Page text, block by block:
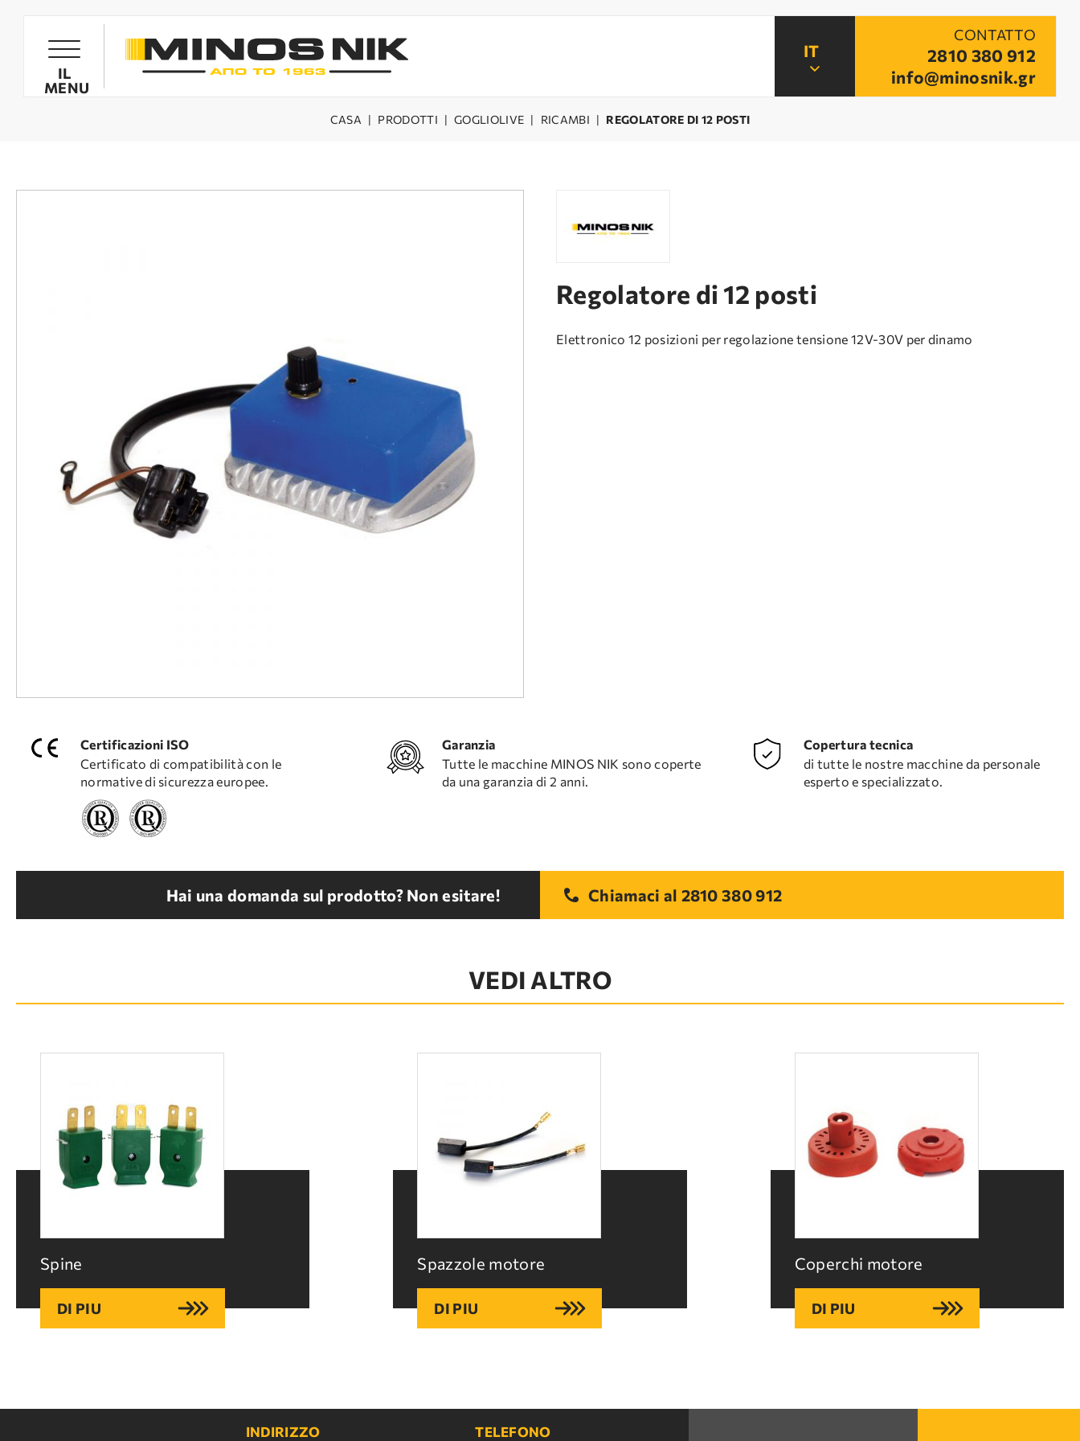
IL
MENU
PRODOTTI
FORBICI DI POTATURA ELETTRICO
Azienda Servizio
Contatto
CONTATTO
2810 380 912
info@minosnik.gr
CASA | PRODOTTI | GOGLIOLIVE | RICAMBI | REGOLATORE DI 12 POSTI
Regolatore di 12 posti
Elettronico 12 posizioni per regolazione tensione 12V-30V per dinamo
Certificazioni ISO
Certificato di compatibilità con le
normative di sicurezza europee.
Garanzia
Tutte le macchine MINOS NIK sono coperte
da una garanzia di 2 anni.
Copertura tecnica
di tutte le nostre macchine da personale
esperto e specializzato.
Hai una domanda sul prodotto? Non esitare! Chiamaci al 2810 380 912
VEDI ALTRO
Spine
DI PIU
Spazzole motore
DI PIU
Coperchi motore
DI PIU
INDIRIZZO TELEFONO